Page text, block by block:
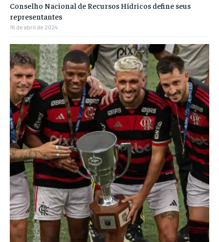
Conselho Nacional de Recursos Hídricos define seus
representantes
16 de abril de 2024